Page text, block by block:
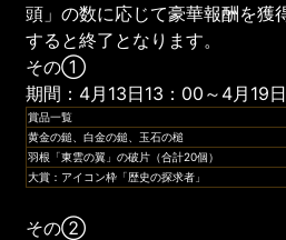
頭」の数に応じて豪華報酬を獲
すると終了となります。
その①
期間：4月13日13：00～4月19
賞品一覧
黄金の鎚、白金の鎚、玉石の槌
羽根「東雲の翼」の破片（合計20個）
大賞：アイコン枠「歴史の探求者」
その②